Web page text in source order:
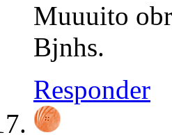
Muuuito
Bjnhs.
Responder